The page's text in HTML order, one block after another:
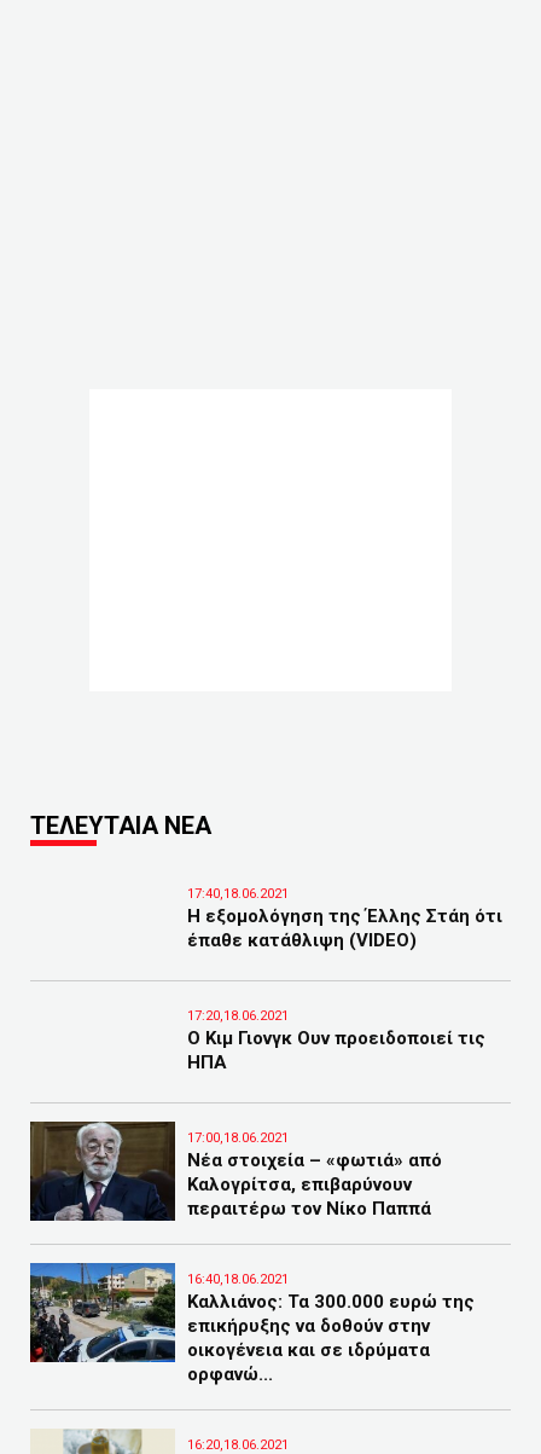
ΤΕΛΕΥΤΑΙΑ ΝΕΑ
17:40,18.06.2021
Η εξομολόγηση της Έλλης Στάη ότι
έπαθε κατάθλιψη (VIDEO)
17:20,18.06.2021
Ο Κιμ Γιονγκ Ουν προειδοποιεί τις
ΗΠΑ
17:00,18.06.2021
Νέα στοιχεία – «φωτιά» από
Καλογρίτσα, επιβαρύνουν
περαιτέρω τον Νίκο Παππά
16:40,18.06.2021
Καλλιάνος: Τα 300.000 ευρώ της
επικήρυξης να δοθούν στην
οικογένεια και σε ιδρύματα
ορφανώ...
16:20,18.06.2021